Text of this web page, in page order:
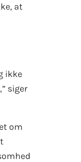
at
ikke
siger
om